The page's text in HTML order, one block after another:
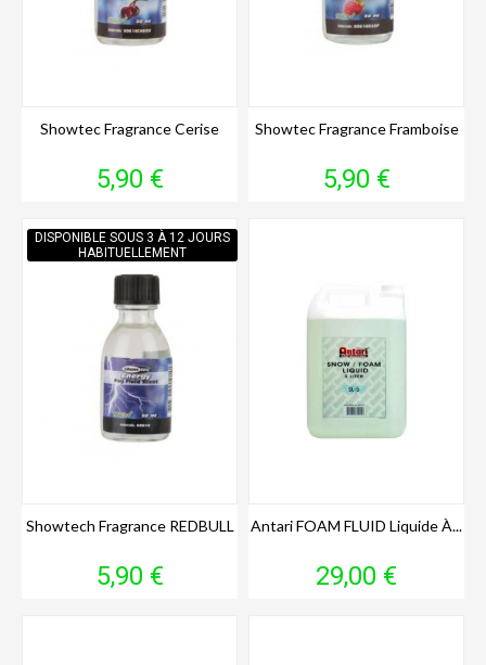
Showtec Fragrance Cerise
Prix
5,90 €
Showtec Fragrance Framboise
Prix
5,90 €
Showtech Fragrance REDBULL
Prix
5,90 €
DISPONIBLE SOUS 3 À 12 JOURS
HABITUELLEMENT
Antari FOAM FLUID Liquide À...
Prix
29,00 €